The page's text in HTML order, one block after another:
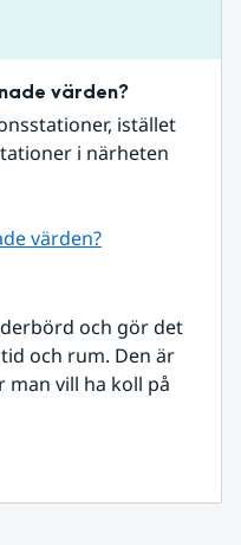
värden?
istället
i närheten
värden?
och gör det
och rum. Den är
vill ha koll på